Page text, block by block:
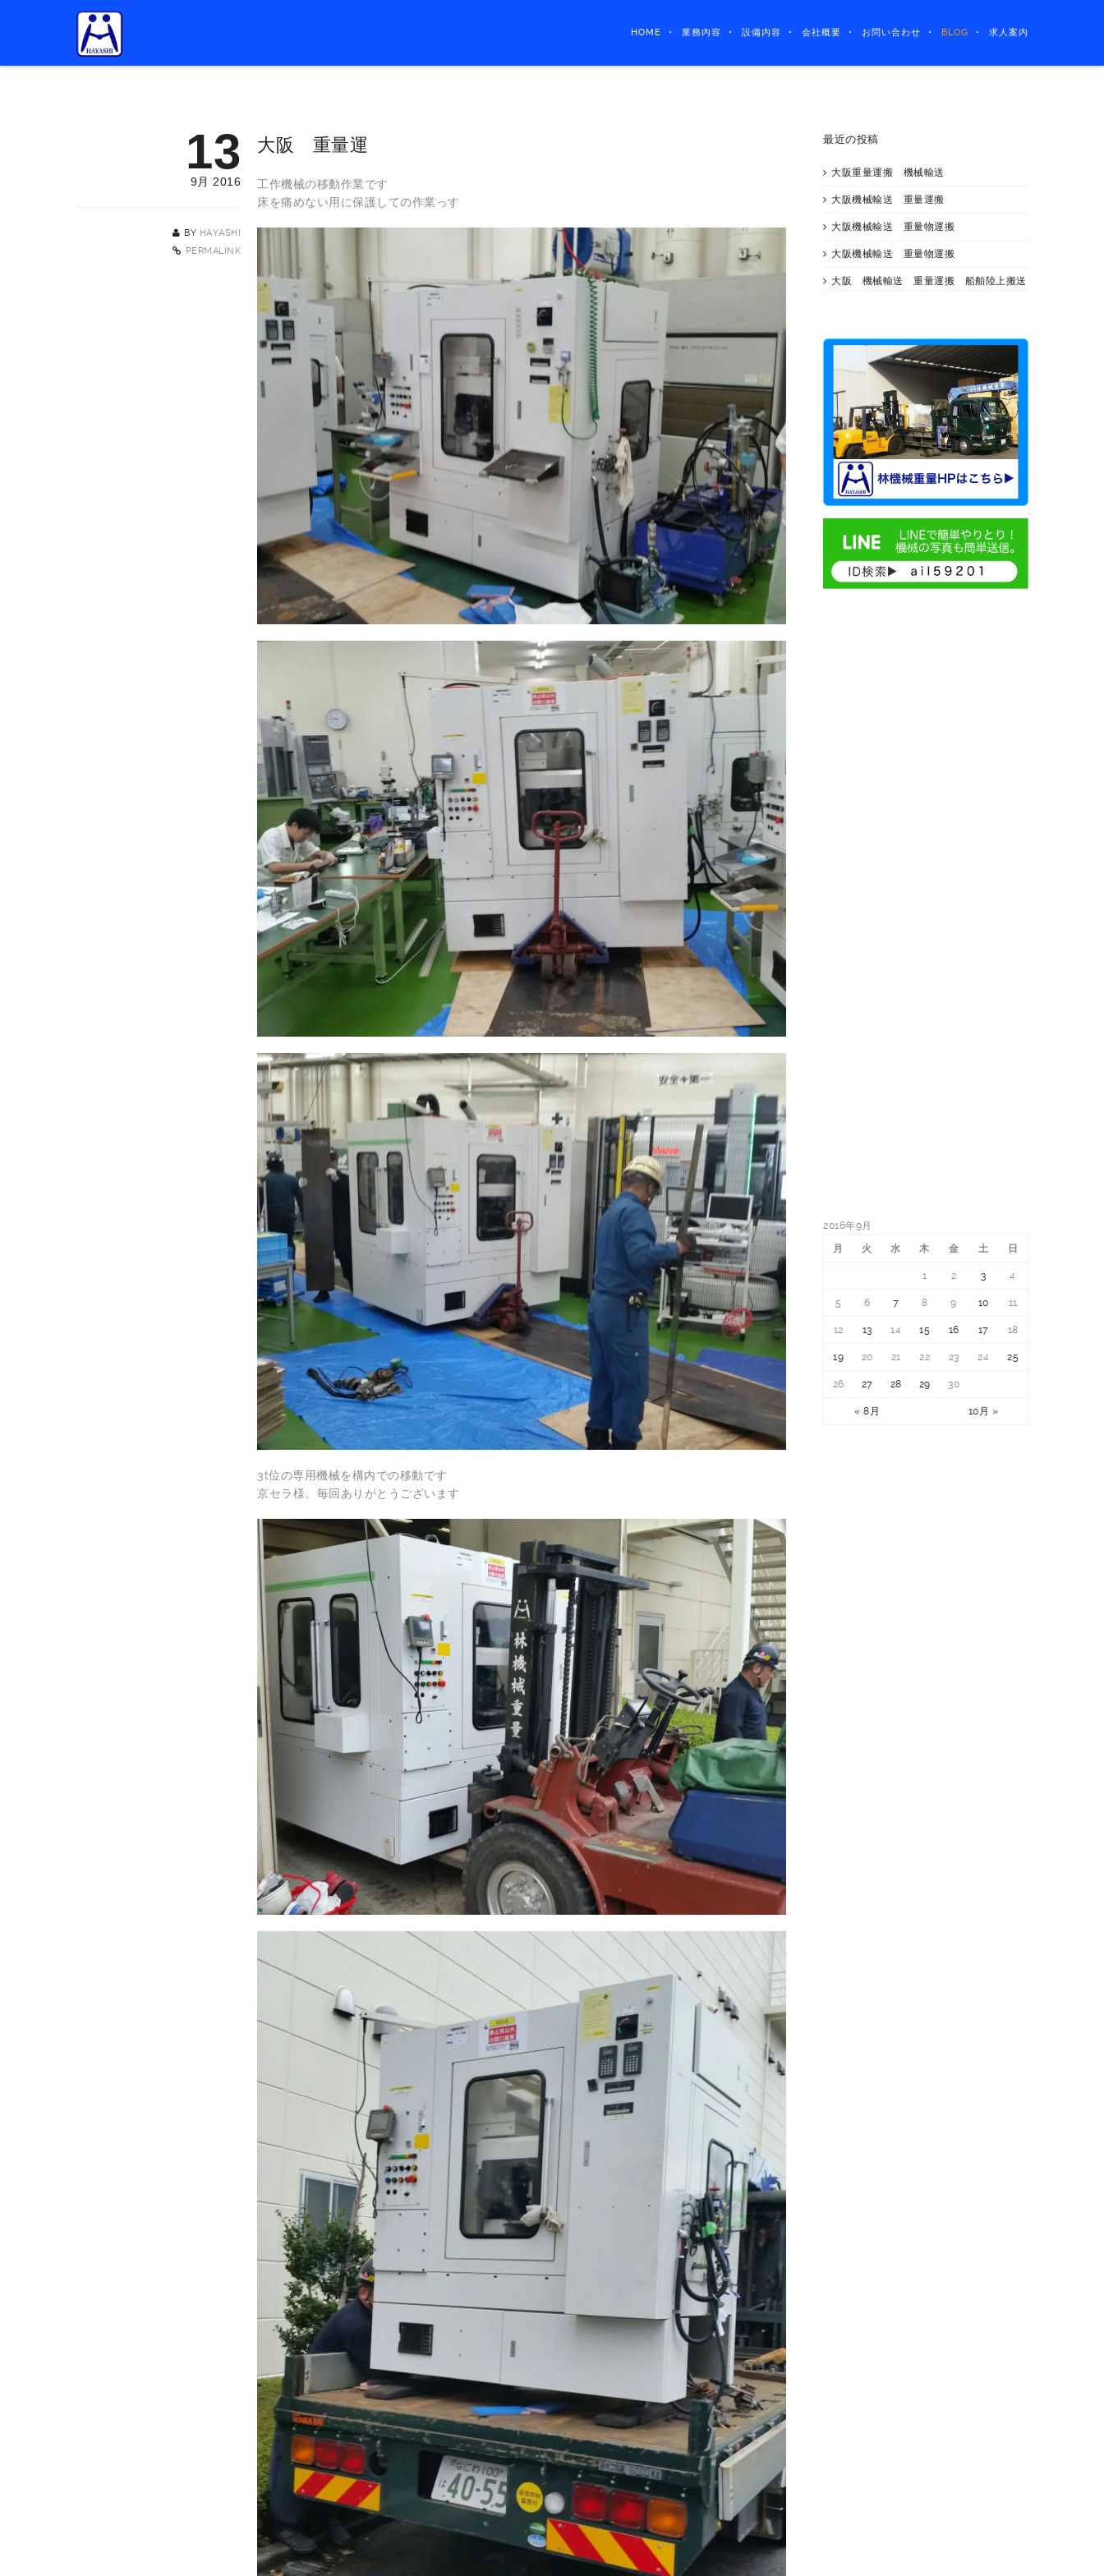
HOME 業務内容 設備内容 会社概要 お問い合わせ BLOG 求人案内
13
9月 2016
BY HAYASHI
PERMALINK
大阪 重量運
工作機械の移動作業です
床を痛めない用に保護しての作業っす
3t位の専用機械を構内での移動です
京セラ様、毎回ありがとうございます
最近の投稿
大阪重量運搬 機械輸送
大阪機械輸送 重量運搬
大阪機械輸送 重量物運搬
大阪機械輸送 重量物運搬
大阪 機械輸送 重量運搬 船舶陸上搬送
2016年9月
月
火 水 木 金 土 日
« 8月 10月 »
1 2 3 4
5 6 7 8 9 10 11
12 13 14 15 16 17 18
19 20 21 22 23 24 25
26 27 28 29 30